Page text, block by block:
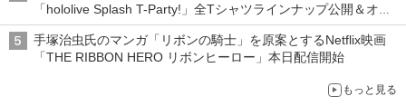
「hololive Splash T-Party!」全Tシャツラインナップ公開＆オン
ライン販売開始
手塚治虫氏のマンガ「リボンの騎士」を原案とするNetflix映画
「THE RIBBON HERO リボンヒーロー」本日配信開始
もっと見る